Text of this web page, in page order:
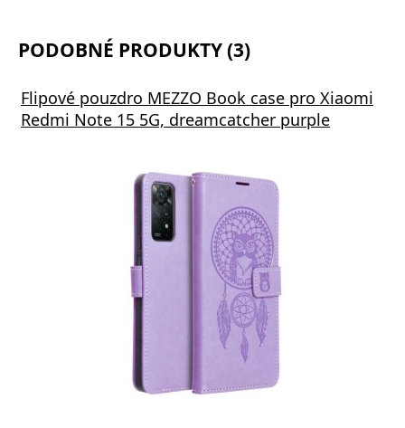
PODOBNÉ PRODUKTY (3)
Flipové pouzdro MEZZO Book case pro Xiaomi
Redmi Note 15 5G, dreamcatcher purple